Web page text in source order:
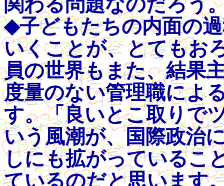
◆子どもたちの内面の
いくことが、とてもお
員の世界もまた、結果
度量のない管理職によ
す。「良いとこ取りで
いう風潮が、国際政治
しにも拡がっているこ
ているのだと思います